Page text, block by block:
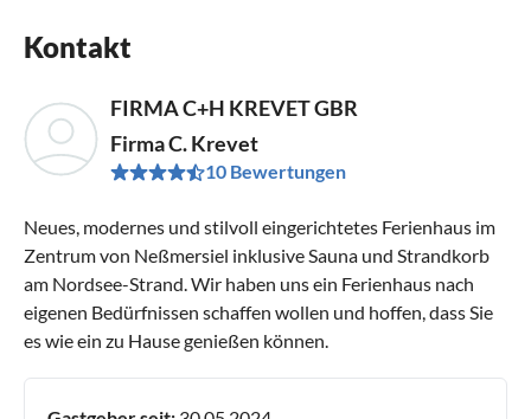
Kontakt
FIRMA C+H KREVET GBR
Firma C. Krevet
10 Bewertungen
Neues, modernes und stilvoll eingerichtetes Ferienhaus im
Zentrum von Neßmersiel inklusive Sauna und Strandkorb
am Nordsee-Strand. Wir haben uns ein Ferienhaus nach
eigenen Bedürfnissen schaffen wollen und hoffen, dass Sie
es wie ein zu Hause genießen können.